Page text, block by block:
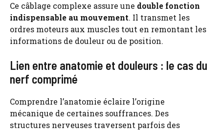
Ce câblage complexe assure une double fonction
indispensable au mouvement. Il transmet les
ordres moteurs aux muscles tout en remontant les
informations de douleur ou de position.
Lien entre anatomie et douleurs : le cas du
nerf comprimé
Comprendre l’anatomie éclaire l’origine
mécanique de certaines souffrances. Des
structures nerveuses traversent parfois des